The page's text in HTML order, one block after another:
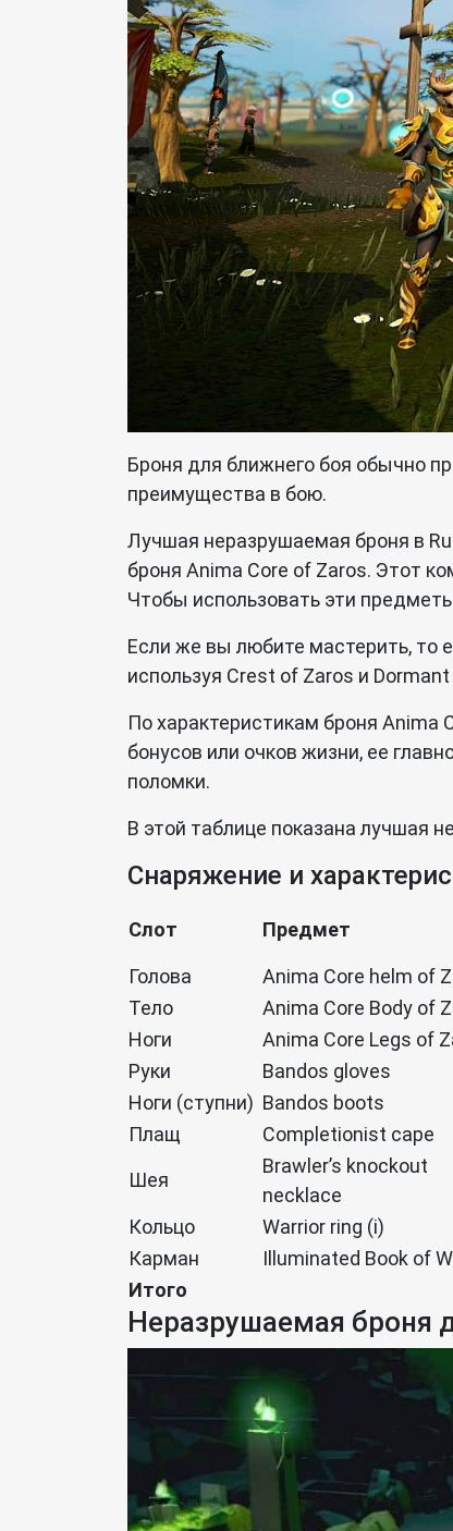
Броня для ближнего боя обычно
преимущества в бою.
Лучшая неразрушаемая броня в
броня Anima Core of Zaros. Этот
Чтобы использовать эти
Если же вы любите мастерить, то
используя Crest of Zaros и
По характеристикам броня Anima
бонусов или очков жизни, ее
поломки.
В этой таблице показана лучшая
Снаряжение и
Слот Предмет
Голова Anima Core helm of
Тело
Anima Core Body of
Ноги
Anima Core Legs of
Руки
Bandos gloves
Ноги (ступни) Bandos boots
Плащ
Completionist cape
Шея
Brawler’s knockout
necklace
Кольцо Warrior ring (i)
Карман
Illuminated Book of
Итого
Неразрушаемая броня